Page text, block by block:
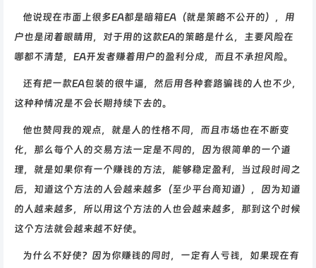
他说现在市面上很多EA都是暗箱EA（就是策略不公开的），用
户也是闭着眼睛用，对于用的这款EA的策略是什么，主要风险在
哪都不清楚，EA开发者赚着用户的盈利分成，而且不承担风险。
还有把一款EA包装的很牛逼，然后用各种套路骗钱的人也不少，
这种种情况是不会长期持续下去的。
他也赞同我的观点，就是人的性格不同，而且市场也在不断变
化，那么每个人的交易方法一定是不同的，因为很简单的一个道
理，就是如果你有一个赚钱的方法，能够稳定盈利，当过段时间之
后，知道这个方法的人会越来越多（至少平台商知道），因为知道
的人越来越多，所以用这个方法的人也会越来越多，那到这个时候
这个方法就会越来越不好使。
为什么不好使？因为你赚钱的同时，一定有人亏钱，如果现在有